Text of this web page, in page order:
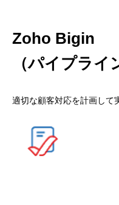
Zoho Bigin
（パイプライ
適切な顧客対応を計画して